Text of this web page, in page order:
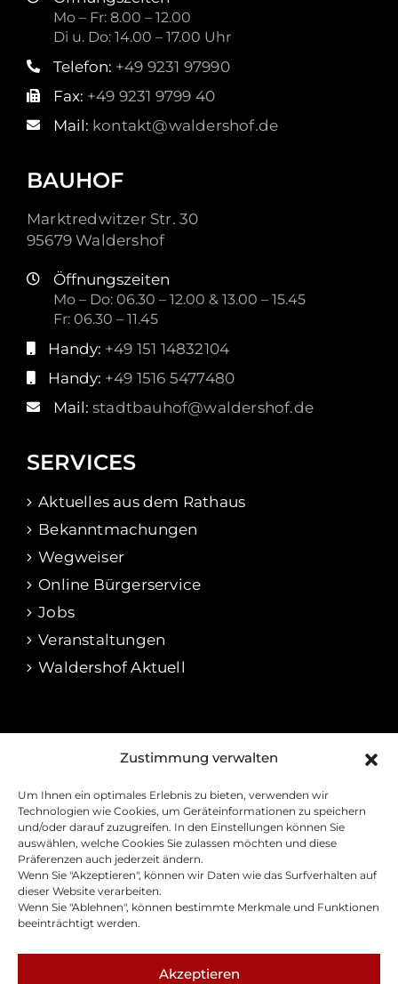
Zustimmung verwalten
Um Ihnen ein optimales Erlebnis zu bieten, verwenden wir
Technologien wie Cookies, um Geräteinformationen zu speichern
und/oder darauf zuzugreifen. In den Einstellungen können Sie
auswählen, welche Cookies Sie zulassen möchten und diese
Präferenzen auch jederzeit ändern.
Wenn Sie "Akzeptieren", können wir Daten wie das Surfverhalten auf
dieser Website verarbeiten.
Wenn Sie "Ablehnen", können bestimmte Merkmale und Funktionen
beeinträchtigt werden.
Akzeptieren
Mo – Fr: 8.00 – 12.00
Di u. Do: 14.00 – 17.00 Uhr
Telefon: +49 9231 97990
Fax: +49 9231 9799 40
Mail: kontakt@waldershof.de
BAUHOF
Marktredwitzer Str. 30
95679 Waldershof
Öffnungszeiten
Mo – Do: 06.30 – 12.00 & 13.00 – 15.45
Fr: 06.30 – 11.45
Handy: +49 151 14832104
Handy: +49 1516 5477480
Mail: stadtbauhof@waldershof.de
SERVICES
Aktuelles aus dem Rathaus
Bekanntmachungen
Wegweiser
Online Bürgerservice
Jobs
Veranstaltungen
Waldershof Aktuell
RECHTLICHES
Datenschutz
Cookie-Richtline
Barrierefreiheitserklärung
Kontakt
Presse